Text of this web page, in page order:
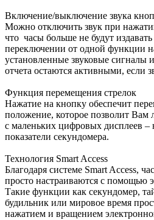
Включение/выключение звука
Можно отключить звук при
что часы больше не будут
переключении от одной функции
установленные звуковые сигналы
отчета остаются активными, если
Функция перемещения стрелок
Нажатие на кнопку обеспечит
положение, которое позволит Вам
с маленьких цифровых дисплеев –
показатели секундомера.
Технология Smart Access
Благодаря системе Smart Access,
просто настраиваются с помощью
Такие функции как секундомер,
будильник или мировое время
нажатием и вращением